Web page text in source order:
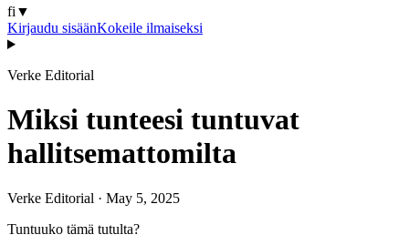
fi ▼
Kirjaudu sisäänKokeile ilmaiseksi
Verke Editorial
Miksi tunteesi tuntuvat
hallitsemattomilta
Verke Editorial · May 5, 2025
Tuntuuko tämä tutulta?